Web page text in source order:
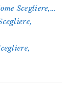
Scegliere,…